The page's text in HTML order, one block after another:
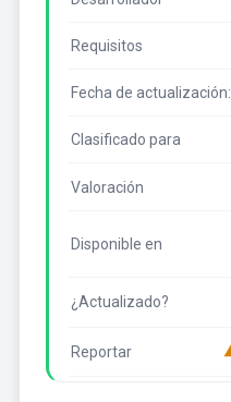
Requisitos
Fecha de actualización:
Clasificado para
Valoración
Disponible en
¿Actualizado?
Reportar